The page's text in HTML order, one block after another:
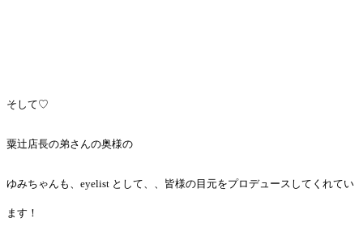
そして♡
粟辻店長の弟さんの奥様の
ゆみちゃんも、eyelist として、、皆様の目元をプロデュースしてくれてい
ます！